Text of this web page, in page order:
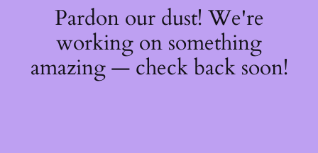
Pardon our dust! We're
working on something
amazing — check back soon!